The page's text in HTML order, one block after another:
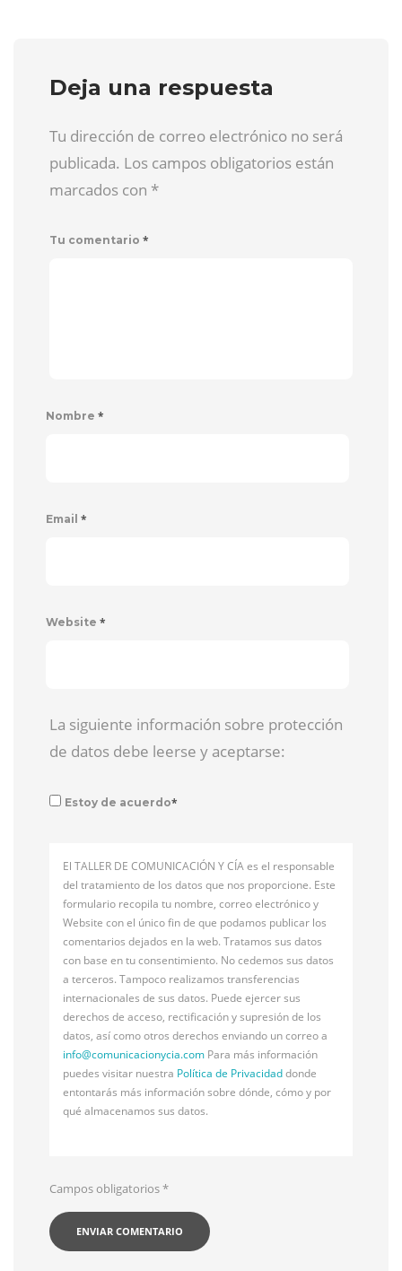
Deja una respuesta
Tu dirección de correo electrónico no será
publicada. Los campos obligatorios están
marcados con *
Tu comentario *
Nombre *
Email *
Website *
La siguiente información sobre protección
de datos debe leerse y aceptarse:
Estoy de acuerdo*
El TALLER DE COMUNICACIÓN Y CÍA es el responsable
del tratamiento de los datos que nos proporcione. Este
formulario recopila tu nombre, correo electrónico y
Website con el único fin de que podamos publicar los
comentarios dejados en la web. Tratamos sus datos
con base en tu consentimiento. No cedemos sus datos
a terceros. Tampoco realizamos transferencias
internacionales de sus datos. Puede ejercer sus
derechos de acceso, rectificación y supresión de los
datos, así como otros derechos enviando un correo a
info@comunicacionycia.com Para más información
puedes visitar nuestra Política de Privacidaddonde
entontarás más información sobre dónde, cómo y por
qué almacenamos sus datos.
Campos obligatorios*